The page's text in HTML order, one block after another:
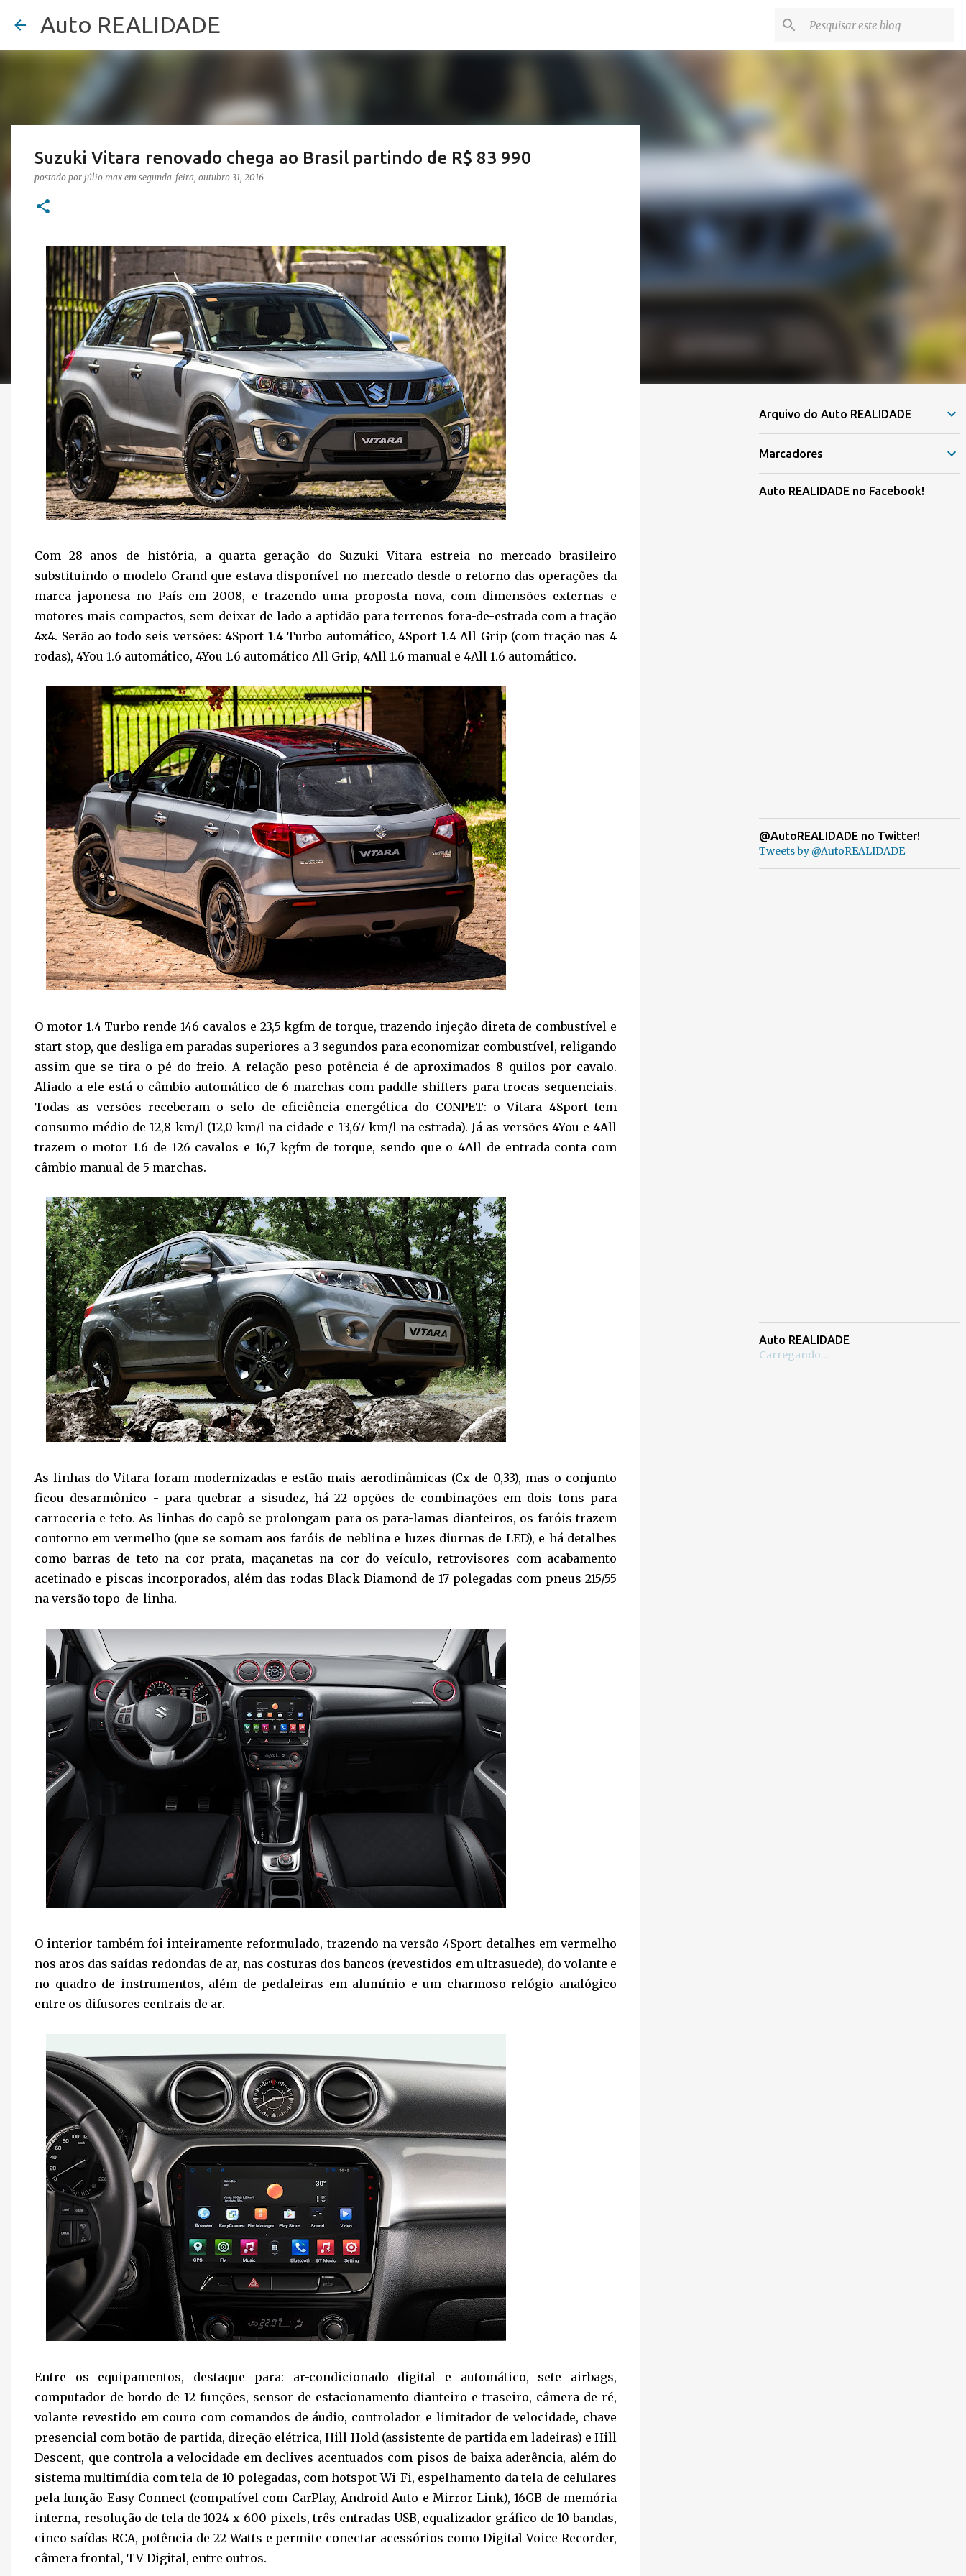
Auto REALIDADE
Suzuki Vitara renovado chega ao Brasil partindo de R$ 83 990
postado por júlio max em segunda-feira, outubro 31, 2016
Com 28 anos de história, a quarta geração do Suzuki Vitara estreia no mercado brasileiro
substituindo o modelo Grand que estava disponível no mercado desde o retorno das operações da
marca japonesa no País em 2008, e trazendo uma proposta nova, com dimensões externas e
motores mais compactos, sem deixar de lado a aptidão para terrenos fora-de-estrada com a tração
4x4. Serão ao todo seis versões: 4Sport 1.4 Turbo automático, 4Sport 1.4 All Grip (com tração nas 4
rodas), 4You 1.6 automático, 4You 1.6 automático All Grip, 4All 1.6 manual e 4All 1.6 automático.
O motor 1.4 Turbo rende 146 cavalos e 23,5 kgfm de torque, trazendo injeção direta de combustível e
start-stop, que desliga em paradas superiores a 3 segundos para economizar combustível, religando
assim que se tira o pé do freio. A relação peso-potência é de aproximados 8 quilos por cavalo.
Aliado a ele está o câmbio automático de 6 marchas com paddle-shifters para trocas sequenciais.
Todas as versões receberam o selo de eficiência energética do CONPET: o Vitara 4Sport tem
consumo médio de 12,8 km/l (12,0 km/l na cidade e 13,67 km/l na estrada). Já as versões 4You e 4All
trazem o motor 1.6 de 126 cavalos e 16,7 kgfm de torque, sendo que o 4All de entrada conta com
câmbio manual de 5 marchas.
As linhas do Vitara foram modernizadas e estão mais aerodinâmicas (Cx de 0,33), mas o conjunto
ficou desarmônico - para quebrar a sisudez, há 22 opções de combinações em dois tons para
carroceria e teto. As linhas do capô se prolongam para os para-lamas dianteiros, os faróis trazem
contorno em vermelho (que se somam aos faróis de neblina e luzes diurnas de LED), e há detalhes
como barras de teto na cor prata, maçanetas na cor do veículo, retrovisores com acabamento
acetinado e piscas incorporados, além das rodas Black Diamond de 17 polegadas com pneus 215/55
na versão topo-de-linha.
O interior também foi inteiramente reformulado, trazendo na versão 4Sport detalhes em vermelho
nos aros das saídas redondas de ar, nas costuras dos bancos (revestidos em ultrasuede), do volante e
no quadro de instrumentos, além de pedaleiras em alumínio e um charmoso relógio analógico
entre os difusores centrais de ar.
Entre os equipamentos, destaque para: ar-condicionado digital e automático, sete airbags,
computador de bordo de 12 funções, sensor de estacionamento dianteiro e traseiro, câmera de ré,
volante revestido em couro com comandos de áudio, controlador e limitador de velocidade, chave
presencial com botão de partida, direção elétrica, Hill Hold (assistente de partida em ladeiras) e Hill
Descent, que controla a velocidade em declives acentuados com pisos de baixa aderência, além do
sistema multimídia com tela de 10 polegadas, com hotspot Wi-Fi, espelhamento da tela de celulares
pela função Easy Connect (compatível com CarPlay, Android Auto e Mirror Link), 16GB de memória
interna, resolução de tela de 1024 x 600 pixels, três entradas USB, equalizador gráfico de 10 bandas,
cinco saídas RCA, potência de 22 Watts e permite conectar acessórios como Digital Voice Recorder,
câmera frontal, TV Digital, entre outros.
Arquivo do Auto REALIDADE
Marcadores
Auto REALIDADE no Facebook!
@AutoREALIDADE no Twitter!
Tweets by @AutoREALIDADE
Auto REALIDADE
Carregando...